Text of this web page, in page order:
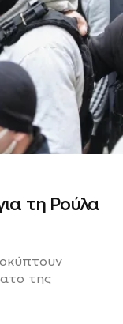
τη Ρούλα
της